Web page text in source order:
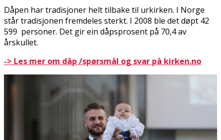
Dåpen har tradisjoner helt tilbake til urkirken. I Norge
står tradisjonen fremdeles sterkt. I 2008 ble det døpt 42
599 personer. Det gir ein dåpsprosent på 70,4 av
årskullet.
-> Les mer om dåp /spørsmål og svar på kirken.no